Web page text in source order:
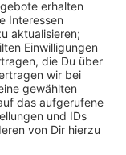
auch einen
es um
dienen
etwa um den
hier
Post